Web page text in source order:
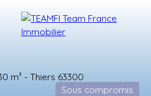
Sous compromis